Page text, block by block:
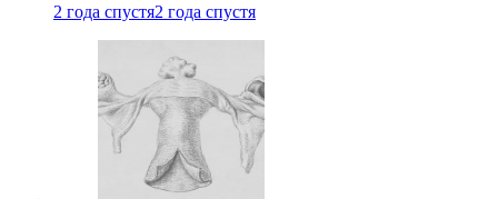
2 года спустя2 года спустя